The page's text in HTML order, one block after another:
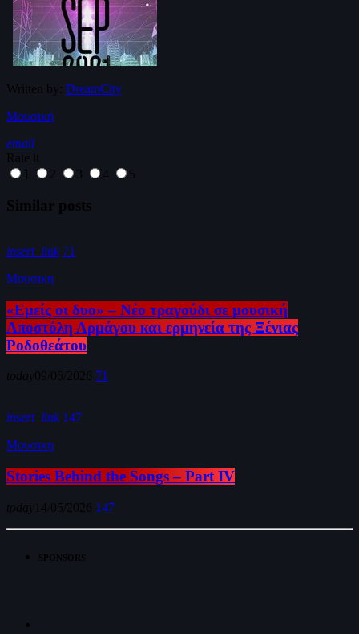
Written by: DreamCity
Μουσική
email
Rate it
1
2 3 4 5
Similar posts
insert_link 71
Μουσικη
«Εμείς οι δυο» – Νέο τραγούδι σε μουσική
Αποστόλη Αρμάγου και ερμηνεία της Ξένιας
Ροδοθεάτου
today09/06/2026 71
insert_link 147
Μουσικη
Stories Behind the Songs – Part IV
today 14/05/2026 147
SPONSORS